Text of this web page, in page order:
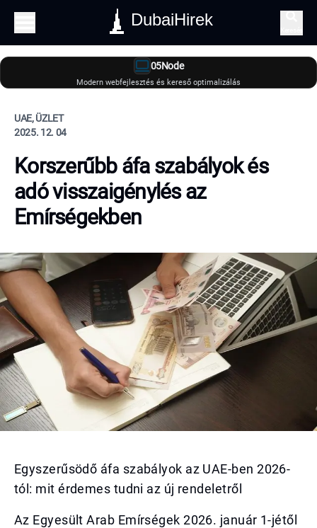
DubaiHirek
05Node
Modern webfejlesztés és kereső optimalizálás
UAE, ÜZLET
2025. 12. 04
Korszerűbb áfa szabályok és
adó visszaigénylés az
Emírségekben
Egyszerűsödő áfa szabályok az UAE-ben 2026-
tól: mit érdemes tudni az új rendeletről
Az Egyesült Arab Emírségek 2026. január 1-jétől